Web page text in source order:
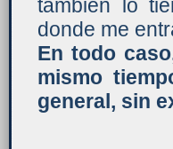
también lo
donde me
En todo
mismo
general, sin